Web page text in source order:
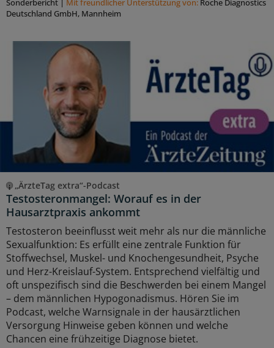
Sonderbericht | Mit freundlicher Unterstützung von: Roche Diagnostics
Deutschland GmbH, Mannheim
„ÄrzteTag extra“-Podcast
Testosteronmangel: Worauf es in der
Hausarztpraxis ankommt
Testosteron beeinflusst weit mehr als nur die männliche
Sexualfunktion: Es erfüllt eine zentrale Funktion für
Stoffwechsel, Muskel- und Knochengesundheit, Psyche
und Herz-Kreislauf-System. Entsprechend vielfältig und
oft unspezifisch sind die Beschwerden bei einem Mangel
– dem männlichen Hypogonadismus. Hören Sie im
Podcast, welche Warnsignale in der hausärztlichen
Versorgung Hinweise geben können und welche
Chancen eine frühzeitige Diagnose bietet.